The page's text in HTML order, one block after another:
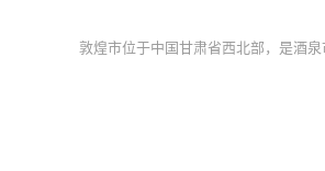
敦煌市位于中国甘肃省西北部，是酒